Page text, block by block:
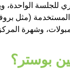
جنيه مصري للجلسة
(مثل
وشهرة
بوستر؟